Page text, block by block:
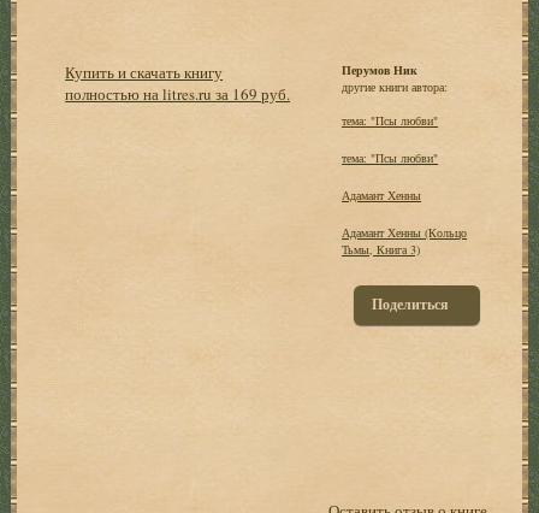
Купить и скачать книгу
полностью на litres.ru за 169 руб.
Перумов Ник
другие книги автора:
тема: "Псы любви"
тема: "Псы любви"
Адамант Хенны
Адамант Хенны (Кольцо
Тьмы, Книга 3)
Поделиться